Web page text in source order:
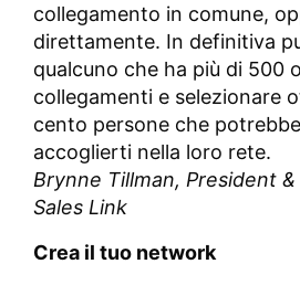
collegamento in comune,
direttamente. In definitiva
qualcuno che ha più di 500
collegamenti e selezionare
cento persone che
accoglierti nella loro rete.
Brynne Tillman, President &
Sales Link
Crea il tuo network